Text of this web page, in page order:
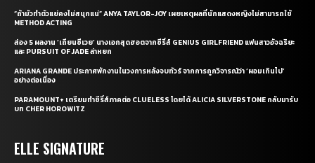
“ถ้ามัวทำตัวแย่คงไม่สนุกแน่” ANYA TAYLOR-JOY เผยเหตุผลที่นักแสดงหญิงไม่สามารถใช้
METHOD ACTING
ส่อง 5 ผลงาน ‘เถียนซีเวย’ นางเอกสุดฮอตจากซีรี่ส์ GENIUS GIRLFRIEND แฟนสาวอัจฉริยะ
และ PURSUIT OF JADE ล่าหยก
ARIANA GRANDE ประกาศพักงานในวงการหลังจบทัวร์ จากการถูกวิจารณ์ว่า ‘ผอมเกินไป’
อย่างต่อเนื่อง
PARAMOUNT+ เตรียมทำซีรี่ส์ภาคต่อ CLUELESS โดยได้ ALICIA SILVERSTONE กลับมารับ
บท CHER HOROWITZ
ELLE SIGNATURE